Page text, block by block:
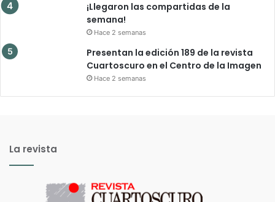
¡Llegaron las compartidas de la
semana!
Hace 2 semanas
Presentan la edición 189 de la revista
Cuartoscuro en el Centro de la Imagen
Hace 2 semanas
La revista